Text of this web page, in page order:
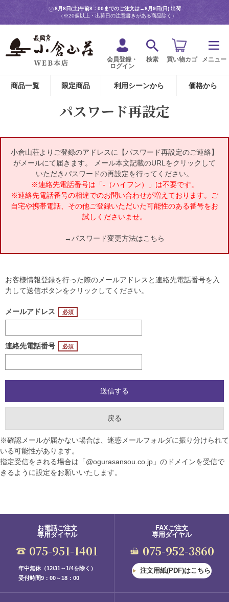
8月8日(土)午前8：00までのご注文は→8月9日(日) 出荷
（※20個以上・出荷日の注意書きがある商品除く）
会員登録・
ログイン
検索 買い物カゴ メニュー
商品一覧 限定商品 利用シーンから 価格から
パスワード再設定
小倉山荘よりご登録のアドレスに【パスワード再設定のご連絡】
がメールにて届きます。 メール本文記載のURLをクリックして
いただきパスワードの再設定を行ってください。
※連絡先電話番号は「-（ハイフン）」は不要です。
※連絡先電話番号の相違でのお問い合わせが増えております。ご
自宅や携帯電話、その他ご登録いただいた可能性のある番号をお
試しくださいませ。
→パスワード変更方法はこちら
お客様情報登録を行った際のメールアドレスと連絡先電話番号を入
力して送信ボタンをクリックしてください。
メールアドレス
連絡先電話番号
※確認メールが届かない場合は、迷惑メールフォルダに振り分けられて
いる可能性があります。
指定受信をされる場合は「@ogurasansou.co.jp」のドメインを受信で
きるように設定をお願いいたします。
お電話ご注文
専用ダイヤル
075-951-1401
年中無休（12/31～1/4を除く）
受付時間9：00～18：00
FAXご注文
専用ダイヤル
075-952-3860
注文用紙(PDF)はこちら